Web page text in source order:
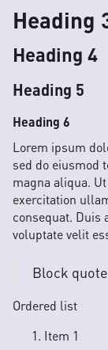
Heading
Heading 4
Heading 5
Heading 6
Lorem ipsum
sed do eiusmod
magna aliqua.
exercitation
consequat. Duis
voluptate velit
Block quote
Ordered list
Item 1